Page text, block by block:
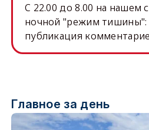
C 22.00 до 8.00 на нашем
ночной "режим тишины":
публикация
Главное за день